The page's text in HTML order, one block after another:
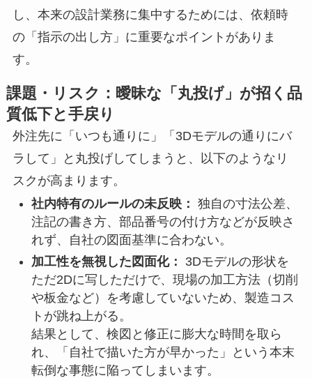
し、本来の設計業務に集中するためには、依頼時
の「指示の出し方」に重要なポイントがありま
す。
課題・リスク：曖昧な「丸投げ」が招く品
質低下と手戻り
外注先に「いつも通りに」「3Dモデルの通りにバ
ラして」と丸投げしてしまうと、以下のようなリ
スクが高まります。
社内特有のルールの未反映： 独自の寸法公差、
注記の書き方、部品番号の付け方などが反映さ
れず、自社の図面基準に合わない。
加工性を無視した図面化：
3Dモデルの形状を
ただ2Dに写しただけで、現場の加工方法（切削
や板金など）を考慮していないため、製造コス
トが跳ね上がる。
結果として、検図と修正に膨大な時間を取ら
れ、「自社で描いた方が早かった」という本末
転倒な事態に陥ってしまいます。